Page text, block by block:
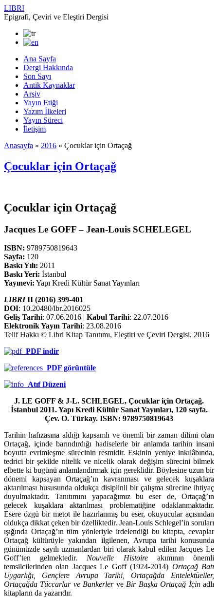
LIBRI
Epigrafi, Çeviri ve Eleştiri Dergisi
Ana Sayfa
Dergi Hakkında
Son Sayı
Antik Kaynaklar
Arşiv
Yayın Etiği
Yazım İlkeleri
Yayın Süreci
İletişim
Anasayfa » 2016 » Çocuklar için Ortaçağ
Çocuklar için Ortaçağ
Çocuklar için Ortaçağ
Jacques Le GOFF – Jean-Louis SCHELEGEL
ISBN: 9789750819643
Sayfa: 120
Baskı Yılı: 2011
Baskı Yeri: İstanbul
Yayınevi: Yapı Kredi Kültür Sanat Yayınları
LIBRIII (2016) 399-401
DOI: 10.20480/lbr.2016025
Geliş Tarihi: 07.06.2016 | Kabul Tarihi: 22.07.2016
Elektronik Yayın Tarihi: 23.08.2016
Telif Hakkı © Libri Kitap Tanıtımı, Eleştiri ve Çeviri Dergisi, 2016
PDF indir
PDF görüntüle
Atıf Düzeni
J. LE GOFF & J-L. SCHLEGEL, Çocuklar için Ortaçağ.
İstanbul 2011. Yapı Kredi Kültür Sanat Yayınları, 120 sayfa.
Çev. O. Türkay. ISBN: 9789750819643
Tarihin hafızasına aldığı kapsamlı ve önemli bir zaman dilimi olan
Ortaçağ, içinde barındırdığı ha­diselerle bir anlamda tarihin insani
boyutta evrimleşme sürecinin resmidir. Eskinin yeniye in­kılâbın­da,
tedrici bir şekilde nitelik ve nicelik olarak değişim sürecini bilmek
elbette ki bugünü anlamlandırmak için gereklidir. Böylesine uzun bir
dönemi kapsayan Ortaçağ’ın kavranması ve gelecek kuşaklara
aktarılması hususunda oldukça disiplinli bir çalışma sürecine ihtiyaç
duyul­maktadır. Tanıtımını yapacağımız bu eser de, Ortaçağ’ın
gelecek kuşaklara aktarılması proble­matiğine odaklanmaktadır.
Esere özgü bir metot ile hazırlanmış bu eser, okuyucular açısından
oldukça dikkat çeken bir özelliktedir. Jean-Louis Schlegel’in soruları
ışığında Ortaçağ’ın tüm yön­leriyle irdelendiği bu kitapta, cevaplar
Ortaçağ kültürüyle yakından ilgilenen, Avrupa tarihi konusunda
günümüzde sayılı uzmanlardan biri olarak kabul edilen Jacques Le
Goff’ten gel­mektedir. Nouvelle Histoireakımının önemli
temsilcilerinden olan Jacques Le Goff (1924-2014) Ortaçağ Batı
Uygarlığı, Gençlere Avrupa Tarihi, Ortaçağda Entelektüeller,
Ortaçağda Tüccarlar ve Bankerler veBir Başka Ortaçağ İçinadlı
kitapların da yazarıdır.